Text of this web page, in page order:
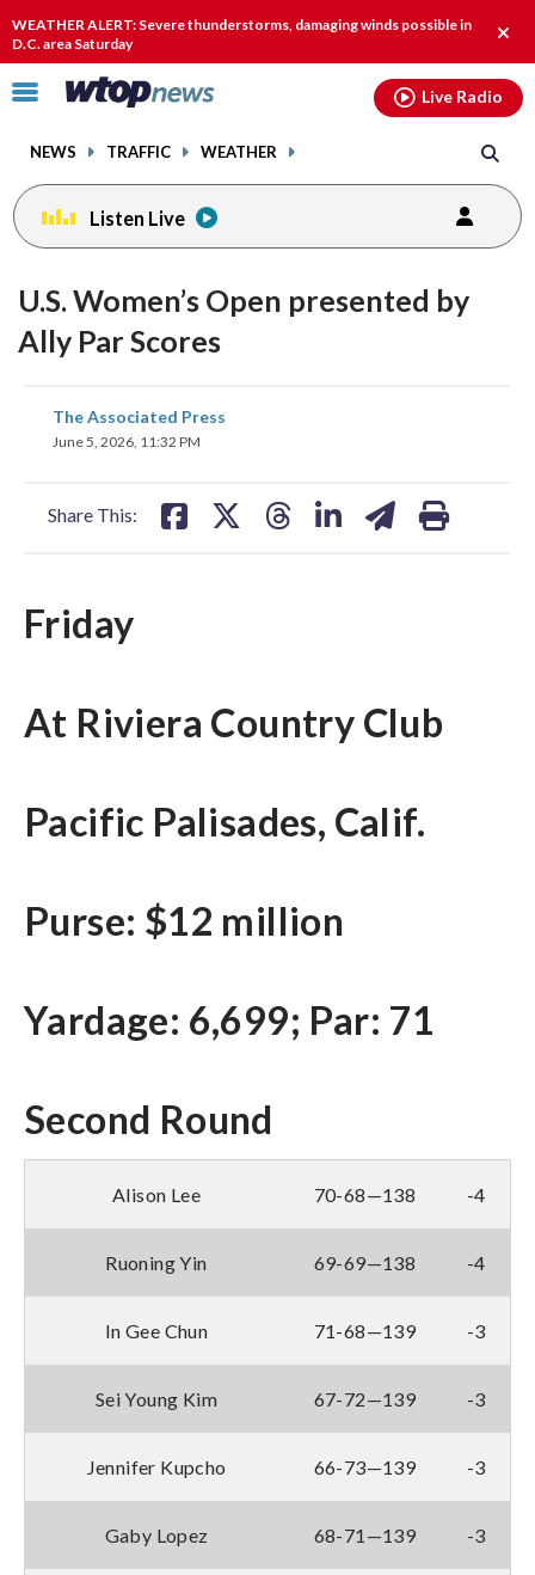
WEATHER ALERT: Severe thunderstorms, damaging winds possible in
D.C. area Saturday
alert.
Click
toggle
menu.
NEWS TRAFFIC WEATHER
Live Radio
Listen Live
U.S. Women’s Open presented by
Ally Par Scores
The Associated Press
June 5, 2026, 11:32 PM
Share This:
share
on
Friday
At Riviera Country Club
Pacific Palisades, Calif.
Purse: $12 million
Yardage: 6,699; Par: 71
Second Round
Alison Lee 70-68—138 -4
Ruoning Yin 69-69—138 -4
In Gee Chun 71-68—139 -3
Sei Young Kim 67-72—139 -3
Jennifer Kupcho 66-73—139 -3
Gaby Lopez 68-71—139 -3